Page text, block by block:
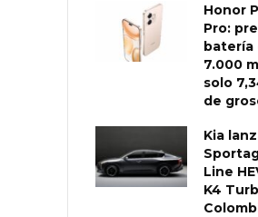
Honor
Pro:
batería
7.000
solo
de
Kia
Line
K4